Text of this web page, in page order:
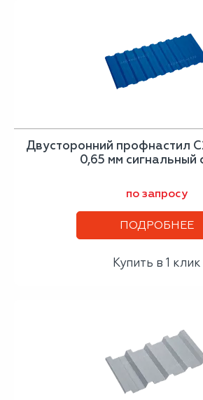
Двусторонний профнастил
0,65 мм сигнальный
по запросу
ПОДРОБНЕЕ
Купить в 1 клик